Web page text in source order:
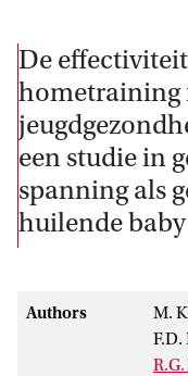
De
hometraining
een studie in
spanning als
huilende baby
Authors
M.
F.D.